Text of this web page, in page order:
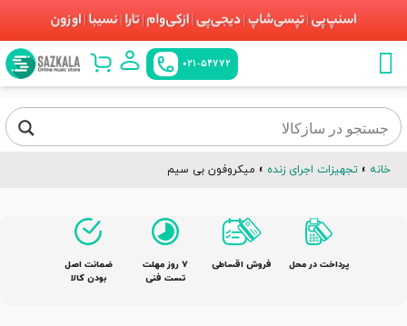
021-54772
خانه »تجهیزات اجرای زنده » میکروفون بی سیم
پرداخت در محل فروش اقساطی
٧ روز مهلت
تست فنی
ضمانت اصل
بودن کالا